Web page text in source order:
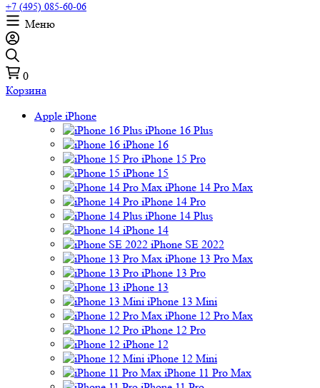
+7 (495) 085-60-06
Меню
0
Корзина
Apple iPhone
iPhone 16 Plus
iPhone 16
iPhone 15 Pro
iPhone 15
iPhone 14 Pro Max
iPhone 14 Pro
iPhone 14 Plus
iPhone 14
iPhone SE 2022
iPhone 13 Pro Max
iPhone 13 Pro
iPhone 13
iPhone 13 Mini
iPhone 12 Pro Max
iPhone 12 Pro
iPhone 12
iPhone 12 Mini
iPhone 11 Pro Max